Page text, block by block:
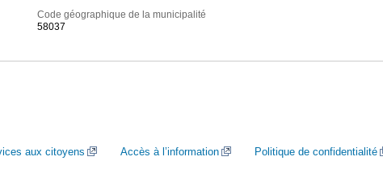
Code géographique de la municipalité
58037
aux citoyens Accès à l’information Politique de confidentialité